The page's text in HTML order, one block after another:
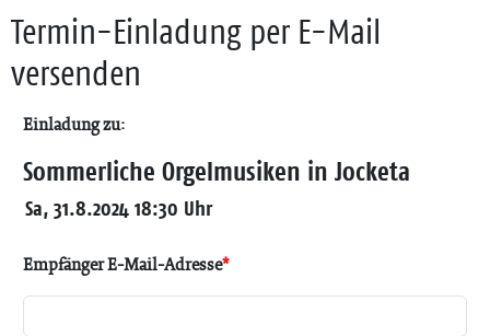
Termin-Einladung per E-Mail
versenden
Einladung zu:
Sommerliche Orgelmusiken in Jocketa
Sa, 31.8.2024 18:30 Uhr
Empfänger E-Mail-Adresse*